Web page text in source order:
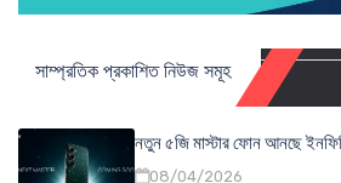
সাম্প্রতিক প্রকাশিত নিউজ সমূহ
নতুন ৫জি মাস্টার ফোন আনছে
08/04/2026